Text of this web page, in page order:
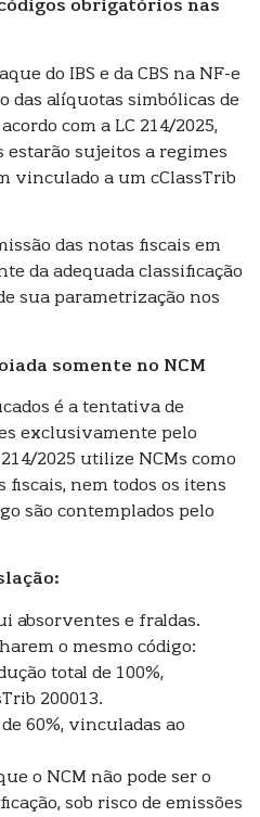
obrigatórios nas
do IBS e da CBS na NF-e
das alíquotas simbólicas de
acordo com a LC 214/2025,
estarão sujeitos a regimes
vinculado a um cClassTrib
das notas fiscais em
da adequada classificação
sua parametrização nos
somente no NCM
é a tentativa de
exclusivamente pelo
2025 utilize NCMs como
nem todos os itens
são contemplados pelo
absorventes e fraldas.
o mesmo código:
total de 100%,
200013.
60%, vinculadas ao
o NCM não pode ser o
sob risco de emissões